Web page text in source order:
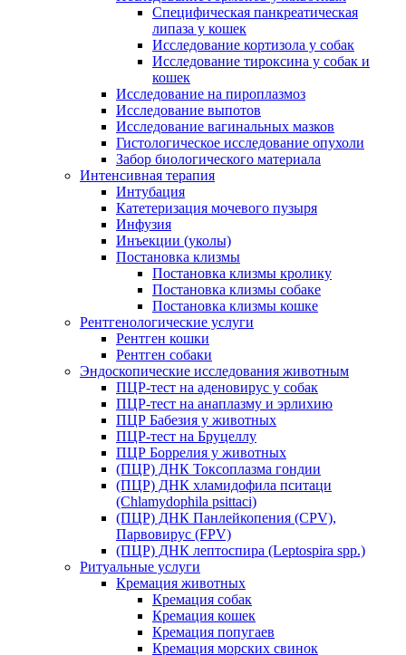
Специфическая панкреатическая
липаза у кошек
Исследование кортизола у собак
Исследование тироксина у собак и
кошек
Исследование на пироплазмоз
Исследование выпотов
Исследование вагинальных мазков
Гистологическое исследование опухоли
Забор биологического материала
Интенсивная терапия
Интубация
Катетеризация мочевого пузыря
Инфузия
Инъекции (уколы)
Постановка клизмы
Постановка клизмы кролику
Постановка клизмы собаке
Постановка клизмы кошке
Рентгенологические услуги
Рентген кошки
Рентген собаки
Эндоскопические исследования животным
ПЦР-тест на аденовирус у собак
ПЦР-тест на анаплазму и эрлихию
ПЦР Бабезия у животных
ПЦР-тест на Бруцеллу
ПЦР Боррелия у животных
(ПЦР) ДНК Токсоплазма гондии
(ПЦР) ДНК хламидофила пситаци
(Chlamydophila psittaci)
(ПЦР) ДНК Панлейкопения (CPV),
Парвовирус (FPV)
(ПЦР) ДНК лептоспира (Leptospira spp.)
Ритуальные услуги
Кремация животных
Кремация собак
Кремация кошек
Кремация попугаев
Кремация морских свинок